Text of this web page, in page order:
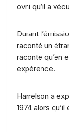
ovni qu’il a
Durant
raconté un
raconte qu’en
expérence.
Harrelson a
1974 alors